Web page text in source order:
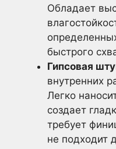
Обладает
быстрого
Гипсовая
внутренних
Легко
создает
требует
не подходит